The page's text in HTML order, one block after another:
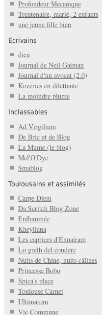
Profondeur Mecanique
Trentenaire, marié, 2 enfants
une jeune fille bien
Ecrivains
dieu
Journal de Neil Gaiman
Journal d'un avocat (2.0)
Kozeries en dilettante
La moindre plume
Inclassables
Ad Virgilium
De Bric et de Blog
La Mume (le blog)
Mel'O'Dye
Smablog
Toulousains et assimilés
Carpe Diem
Da Scritch Blog Zone
Enflammée
Kheyliana
Les caprices d'Ennairam
Lo grelh del couderc
Nuits de Chine, nuits câlines
Princesse Bobo
Spica's place
Toulouse Carnet
Ultimatom
Vie Commune